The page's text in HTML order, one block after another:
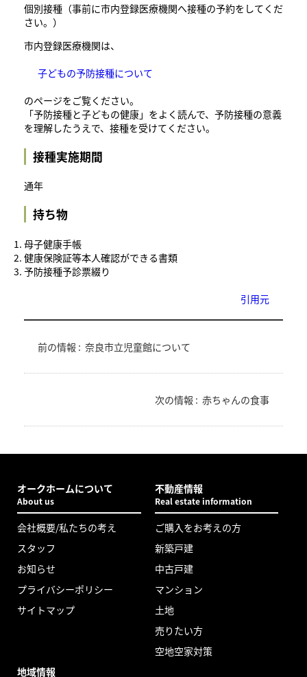
個別接種（事前に市内登録医療機関へ接種の予約をしてくだ
さい。）
市内登録医療機関は、
子どもの予防接種について
のページをご覧ください。
「予防接種と子どもの健康」をよく読んで、予防接種の意義
を理解したうえで、接種を受けてください。
接種実施期間
通年
持ち物
母子健康手帳
健康保険証等本人確認ができる書類
予防接種予診票綴り
引用元
前の情報 : 奈良市立児童館について
次の情報 : 赤ちゃんの食事
オークホームについて
About us
会社概要/私たちの考え
スタッフ
お知らせ
プライバシーポリシー
サイトマップ
不動産情報
Real estate information
ご購入をお考えの方
新築戸建
中古戸建
マンション
土地
売りたい方
空地空家対策
地域情報